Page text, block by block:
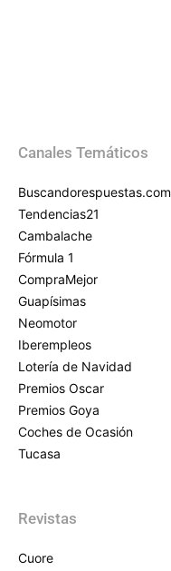
Canales Temáticos
Buscandorespuestas.com
Tendencias21
Cambalache
Fórmula 1
CompraMejor
Guapísimas
Neomotor
Iberempleos
Lotería de Navidad
Premios Oscar
Premios Goya
Coches de Ocasión
Tucasa
Revistas
Cuore